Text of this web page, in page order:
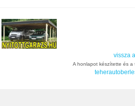
vissza
A honlapot készítette és